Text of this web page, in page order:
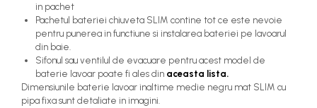
in pachet
Pachetul bateriei chiuveta SLIM contine tot ce este nevoie
pentru punerea in functiune si instalarea bateriei pe lavoarul
din baie.
Sifonul sau ventilul de evacuare pentru acest model de
baterie lavoar poate fi ales din aceasta lista.
Dimensiunile baterie lavoar inaltime medie negru mat SLIM cu
pipa fixa sunt detaliate in imagini.